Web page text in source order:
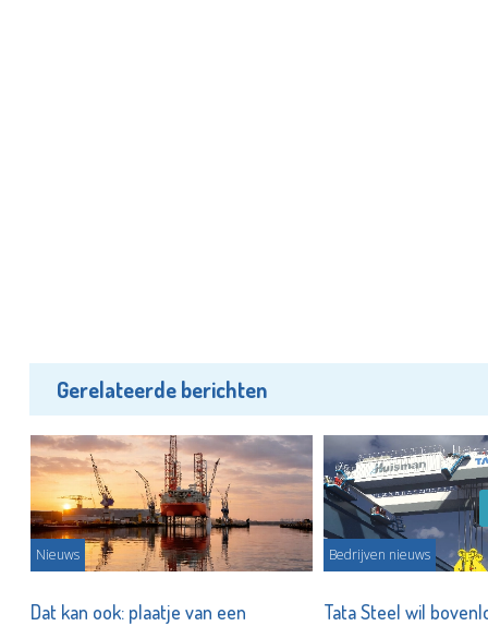
Gerelateerde berichten
Nieuws
Dat kan ook: plaatje van een
Bedrijven nieuws
Tata Steel wil